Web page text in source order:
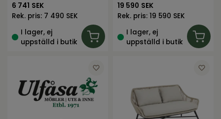
6 741 SEK
Rek. pris: 7 490 SEK
I lager, ej
uppställd i butik
19 590 SEK
Rek. pris: 19 590 SEK
I lager, ej
uppställd i butik